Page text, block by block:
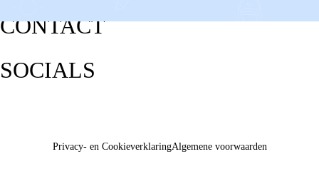
CONTACT
SOCIALS
Privacy- en CookieverklaringAlgemene voorwaarden